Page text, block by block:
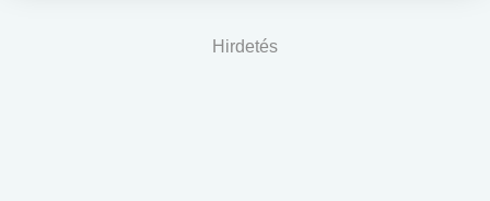
Hirdetés